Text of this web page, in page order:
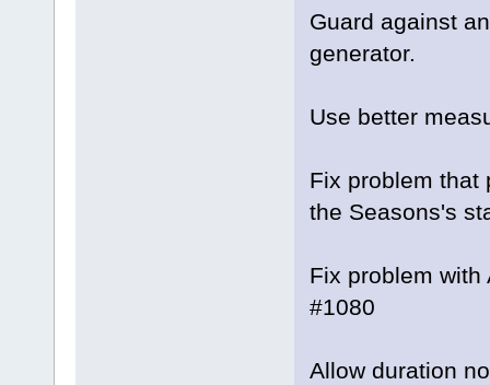
Guard against
generator.
Use better
Fix problem that
the Seasons's
Fix problem with
#1080
Allow duration